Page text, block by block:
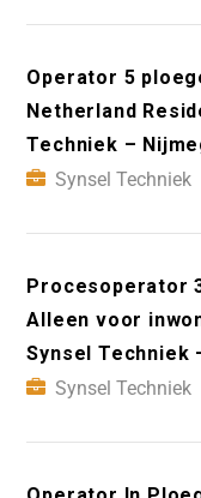
Operator 5
Netherland
Techniek –
Synsel Techniek
Procesoperator
Alleen voor
Synsel Techniek
Synsel Techniek